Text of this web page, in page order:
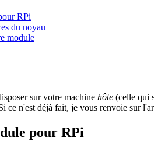
RPi
du noyau
module
sur votre machine hôte (celle qui
ce n'est déjà fait, je vous renvoie sur
pour RPi